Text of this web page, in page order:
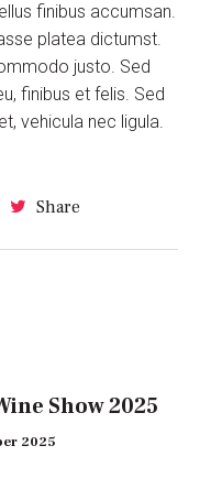
finibus accumsan.
platea dictumst.
justo. Sed
finibus et felis. Sed
vehicula nec ligula.
Share
Show 2025
2025